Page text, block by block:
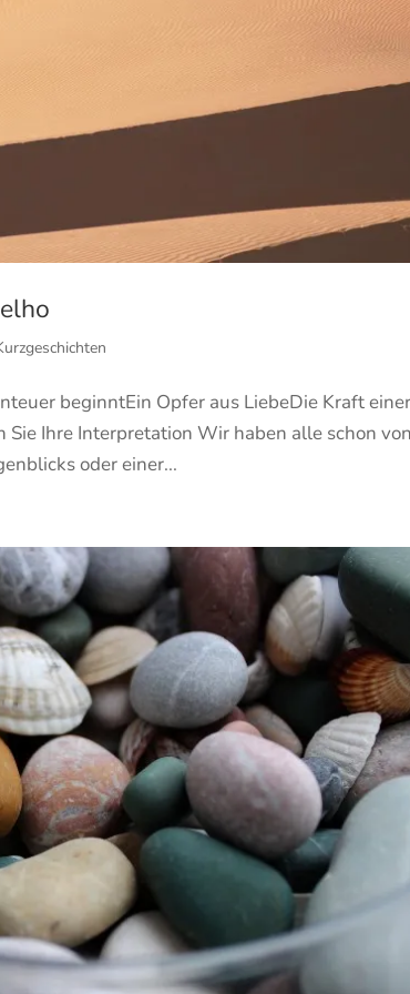
beginntEin Opfer aus LiebeDie Kraft
Ihre Interpretation Wir haben alle schon
oder einer...